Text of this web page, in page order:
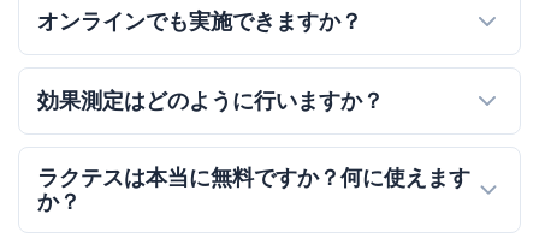
オンラインでも実施できますか？
効果測定はどのように行いますか？
ラクテスは本当に無料ですか？何に使えます
か？